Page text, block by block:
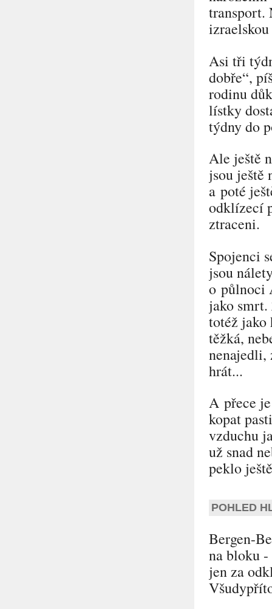
transport.
Asi tři
dobře“,
rodinu
lístky
týdny do
Ale ještě
jsou
a poté
odklízecí
ztraceni.
Spojenci
jsou
o půlnoci
jako
totéž jako
těžká,
nenajedli,
hrát...
A přece
kopat
vzduchu
už snad
peklo
POHLED
Bergen-
na bloku
jen za